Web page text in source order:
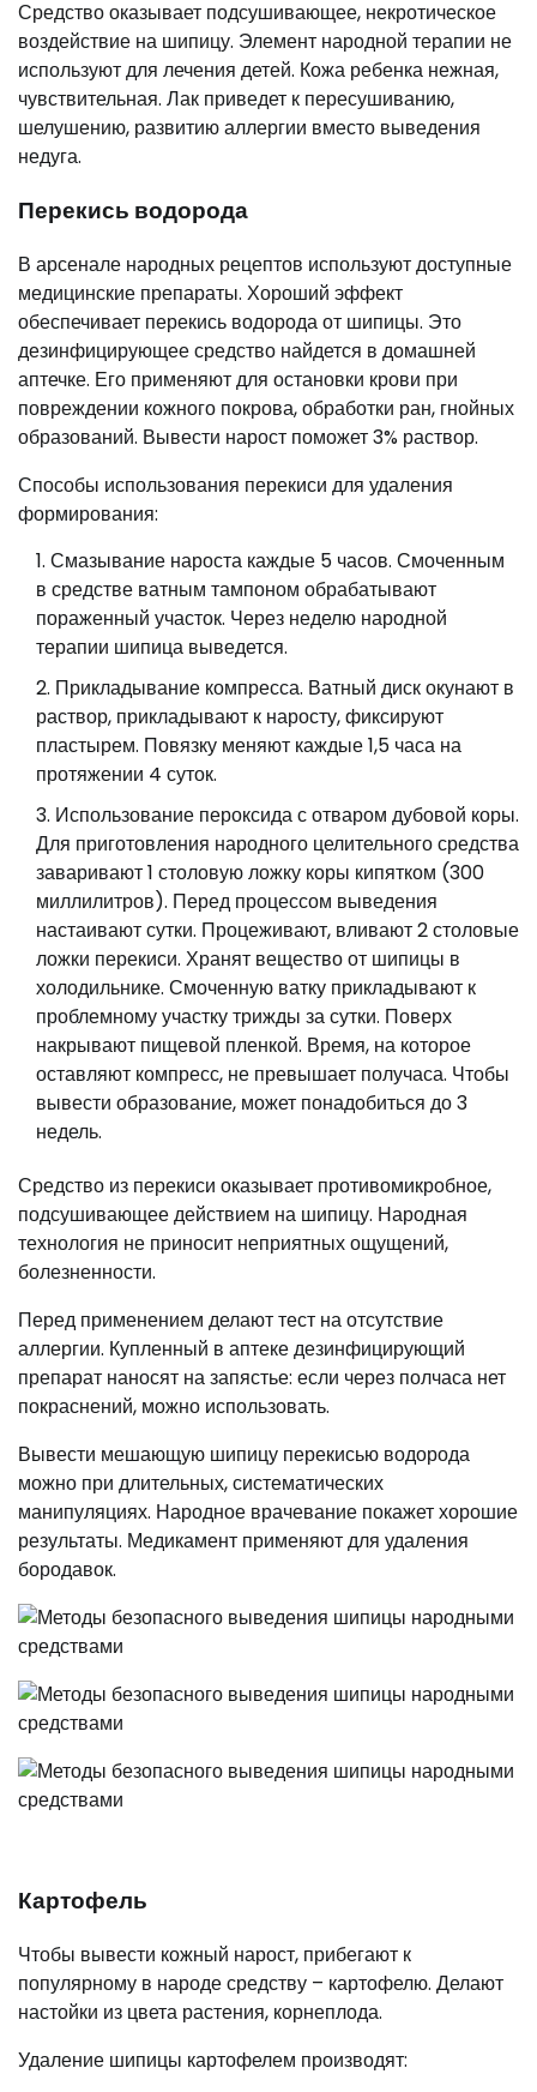
Средство оказывает подсушивающее, некротическое
воздействие на шипицу. Элемент народной терапии не
используют для лечения детей. Кожа ребенка нежная,
чувствительная. Лак приведет к пересушиванию,
шелушению, развитию аллергии вместо выведения
недуга.
Перекись водорода
В арсенале народных рецептов используют доступные
медицинские препараты. Хороший эффект
обеспечивает перекись водорода от шипицы. Это
дезинфицирующее средство найдется в домашней
аптечке. Его применяют для остановки крови при
повреждении кожного покрова, обработки ран, гнойных
образований. Вывести нарост поможет 3% раствор.
Способы использования перекиси для удаления
формирования:
Смазывание нароста каждые 5 часов. Смоченным
в средстве ватным тампоном обрабатывают
пораженный участок. Через неделю народной
терапии шипица выведется.
Прикладывание компресса. Ватный диск окунают в
раствор, прикладывают к наросту, фиксируют
пластырем. Повязку меняют каждые 1,5 часа на
протяжении 4 суток.
Использование пероксида с отваром дубовой коры.
Для приготовления народного целительного средства
заваривают 1 столовую ложку коры кипятком (300
миллилитров). Перед процессом выведения
настаивают сутки. Процеживают, вливают 2 столовые
ложки перекиси. Хранят вещество от шипицы в
холодильнике. Смоченную ватку прикладывают к
проблемному участку трижды за сутки. Поверх
накрывают пищевой пленкой. Время, на которое
оставляют компресс, не превышает получаса. Чтобы
вывести образование, может понадобиться до 3
недель.
Средство из перекиси оказывает противомикробное,
подсушивающее действием на шипицу. Народная
технология не приносит неприятных ощущений,
болезненности.
Перед применением делают тест на отсутствие
аллергии. Купленный в аптеке дезинфицирующий
препарат наносят на запястье: если через полчаса нет
покраснений, можно использовать.
Вывести мешающую шипицу перекисью водорода
можно при длительных, систематических
манипуляциях. Народное врачевание покажет хорошие
результаты. Медикамент применяют для удаления
бородавок.
Картофель
Чтобы вывести кожный нарост, прибегают к
популярному в народе средству – картофелю. Делают
настойки из цвета растения, корнеплода.
Удаление шипицы картофелем производят: